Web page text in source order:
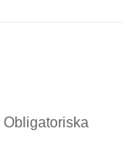
Obligatoriska